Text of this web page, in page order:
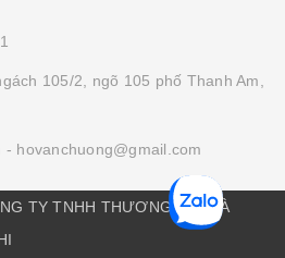
105/2, ngõ 105 phố Thanh Am,
- hovanchuong@gmail.com
TY TNHH THƯƠNG MẠI VÀ